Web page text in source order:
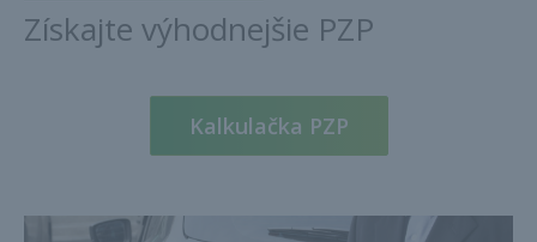
Získajte výhodnejšie PZP
Kalkulačka PZP